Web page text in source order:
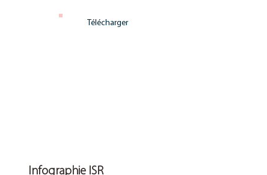
Télécharger
Infographie ISR